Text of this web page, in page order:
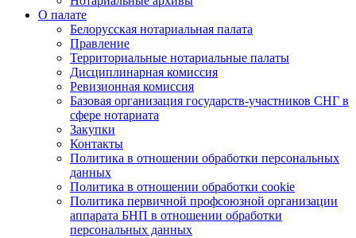
О палате
Белорусская нотариальная палата
Правление
Территориальные нотариальные палаты
Дисциплинарная комиссия
Ревизионная комиссия
Базовая организация государств-участников СНГ в
сфере нотариата
Закупки
Контакты
Политика в отношении обработки персональных
данных
Политика в отношении обработки cookie
Политика первичной профсоюзной организации
аппарата БНП в отношении обработки
персональных данных